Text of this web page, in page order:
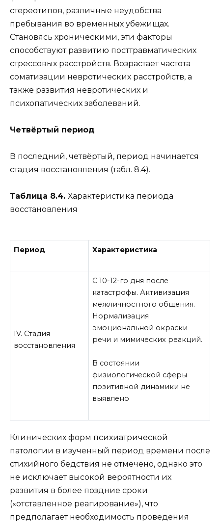
стереотипов, различные неудобства
пребывания во временных убежищах.
Становясь хроническими, эти факторы
способствуют развитию посттравматических
стрессовых расстройств. Возрастает частота
соматизации невротических расстройств, а
также развития невротических и
психопатических заболеваний.
Четвёртый период
В последний, четвёртый, период начинается
стадия восстановления (табл. 8.4).
Таблица 8.4. Характеристика периода
восстановления
Период Характеристика
IV. Стадия
восстановления
C 10-12-го дня после
катастрофы. Активизация
межличностного общения.
Нормализация
эмоциональной окраски
речи и мимических реакций.
В состоянии
физиологической сферы
позитивной динамики не
выявлено
Клинических форм психиатрической
патологии в изученный период времени после
стихийного бедствия не отмечено, однако это
не исключает высокой вероятности их
развития в более поздние сроки
(«отставленное реагирование»), что
предполагает необходимость проведения